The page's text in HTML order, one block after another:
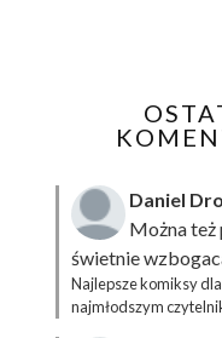
Daniel
Można też
świetnie
Najlepsze komiksy
najmłodszym